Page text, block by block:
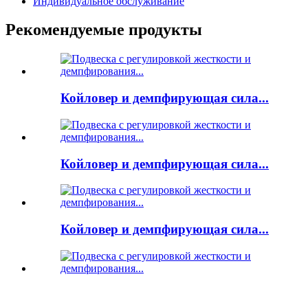
Рекомендуемые продукты
Койловер и демпфирующая сила...
Койловер и демпфирующая сила...
Койловер и демпфирующая сила...